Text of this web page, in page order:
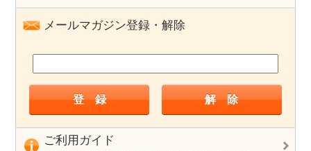
メールマガジン登録・解除
ご利用ガイド